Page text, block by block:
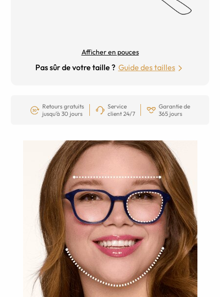
Afficher en pouces
Pas sûr de votre taille ? Guide des tailles
Retours gratuits
jusqu’à 30 jours
Service
client 24/7
Garantie de
365 jours